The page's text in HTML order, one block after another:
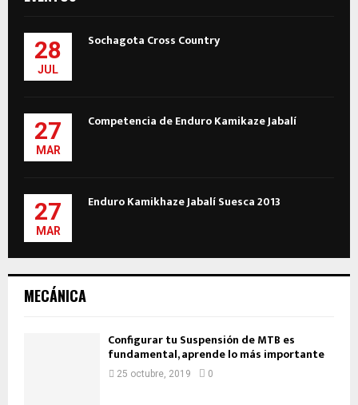
28
JUL
Sochagota Cross Country
27
MAR
Competencia de Enduro Kamikaze Jabalí
27
MAR
Enduro Kamikhaze Jabalí Suesca 2013
MECÁNICA
Configurar tu Suspensión de MTB es
fundamental, aprende lo más importante
25 octubre, 2019 0